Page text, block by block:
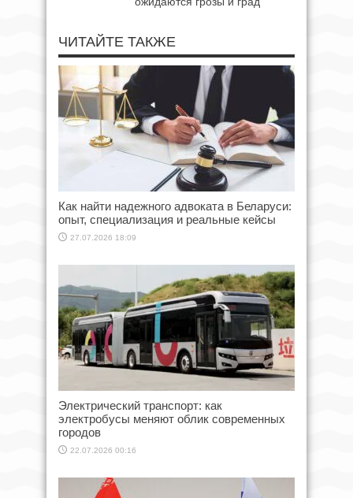
ЧИТАЙТЕ ТАКЖЕ
Как найти надежного адвоката в Беларуси:
опыт, специализация и реальные кейсы
27.07.2026 18:09
Электрический транспорт: как
электробусы меняют облик современных
городов
22.07.2026 00:16